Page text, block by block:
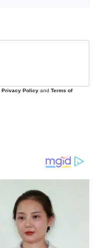
Privacy Policy and Terms of